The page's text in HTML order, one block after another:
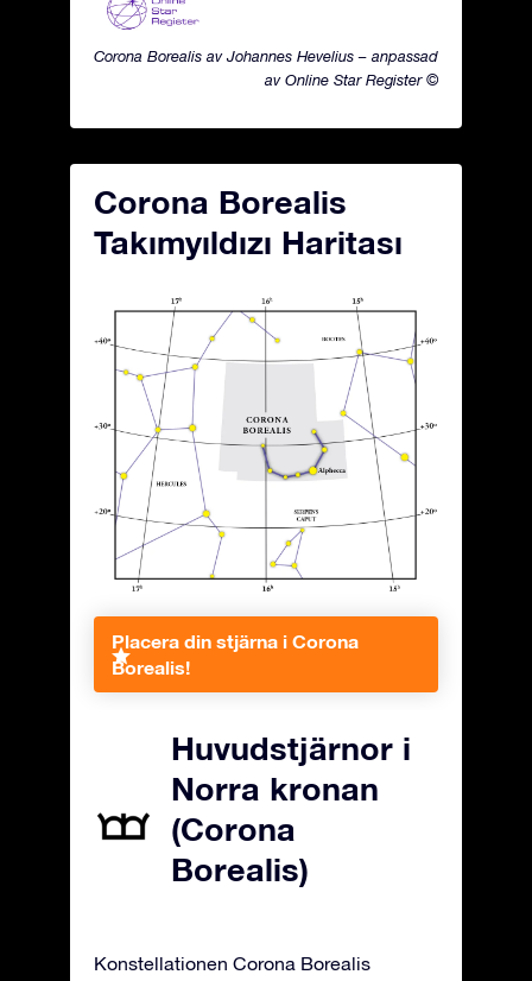
Corona Borealis av Johannes Hevelius – anpassad
av Online Star Register ©
Corona Borealis
Takımyıldızı Haritası
Placera din stjärna i Corona
Borealis!
Huvudstjärnor i
Norra kronan
(Corona
Borealis)
Konstellationen Corona Borealis